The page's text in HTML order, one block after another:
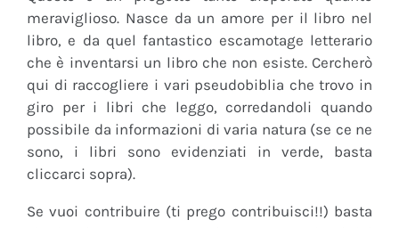
meraviglioso. Nasce da un amore per il libro nel
libro, e da quel fantastico escamotage letterario
che è inventarsi un libro che non esiste. Cercherò
qui di raccogliere i vari pseudobiblia che trovo in
giro per i libri che leggo, corredandoli quando
possibile da informazioni di varia natura (se ce ne
sono, i libri sono evidenziati in verde, basta
cliccarci sopra).
Se vuoi contribuire (ti prego contribuisci!!) basta